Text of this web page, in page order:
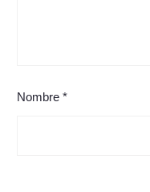
Nombre *